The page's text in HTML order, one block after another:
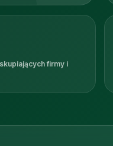
firmy i